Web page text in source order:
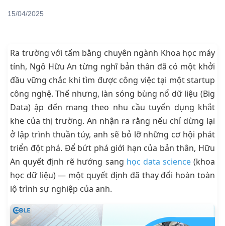
15/04/2025
Ra trường với tấm bằng chuyên ngành Khoa học máy
tính, Ngô Hữu An từng nghĩ bản thân đã có một khởi
đầu vững chắc khi tìm được công việc tại một startup
công nghệ. Thế nhưng, làn sóng bùng nổ dữ liệu (Big
Data) ập đến mang theo nhu cầu tuyển dụng khắt
khe của thị trường. An nhận ra rằng nếu chỉ dừng lại
ở lập trình thuần túy, anh sẽ bỏ lỡ những cơ hội phát
triển đột phá. Để bứt phá giới hạn của bản thân, Hữu
An quyết định rẽ hướng sang học data science(khoa
học dữ liệu) — một quyết định đã thay đổi hoàn toàn
lộ trình sự nghiệp của anh.